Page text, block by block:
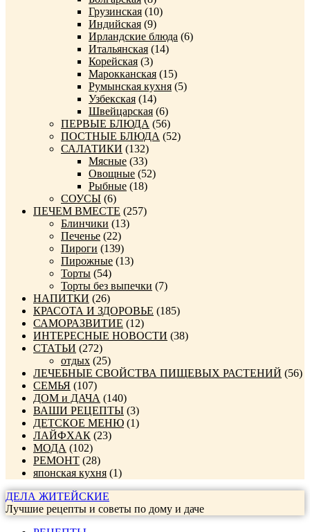
Грузинская (10)
Индийская (9)
Ирландские блюда (6)
Итальянская (14)
Корейская (3)
Марокканская (15)
Румынская кухня (5)
Узбекская (14)
Швейцарская (6)
ПЕРВЫЕ БЛЮДА (56)
ПОСТНЫЕ БЛЮДА (52)
САЛАТИКИ (132)
Мясные (33)
Овощные (52)
Рыбные (18)
СОУСЫ (6)
ПЕЧЕМ ВМЕСТЕ (257)
Блинчики (13)
Печенье (22)
Пироги (139)
Пирожные (13)
Торты (54)
Торты без выпечки (7)
НАПИТКИ (26)
КРАСОТА И ЗДОРОВЬЕ (185)
САМОРАЗВИТИЕ (12)
ИНТЕРЕСНЫЕ НОВОСТИ (38)
СТАТЬИ (272)
отдых (25)
ЛЕЧЕБНЫЕ СВОЙСТВА ПИЩЕВЫХ РАСТЕНИЙ (56)
СЕМЬЯ (107)
ДОМ и ДАЧА (140)
ВАШИ РЕЦЕПТЫ (3)
ДЕТСКОЕ МЕНЮ (1)
ЛАЙФХАК (23)
МОДА (102)
РЕМОНТ (28)
японская кухня (1)
ДЕЛА ЖИТЕЙСКИЕ
Лучшие рецепты и советы по дому и даче